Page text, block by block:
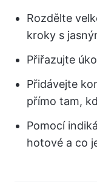
Rozdělte
kroky s
Přiřazujte
Přidávejte
přímo tam,
Pomocí
hotové a co